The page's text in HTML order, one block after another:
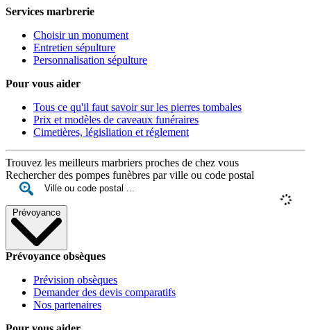
Services marbrerie
Choisir un monument
Entretien sépulture
Personnalisation sépulture
Pour vous aider
Tous ce qu'il faut savoir sur les pierres tombales
Prix et modèles de caveaux funéraires
Cimetières, législiation et réglement
Trouvez les meilleurs marbriers proches de chez vous
Rechercher des pompes funèbres par ville ou code postal
Prévoyance
Prévoyance obsèques
Prévision obsèques
Demander des devis comparatifs
Nos partenaires